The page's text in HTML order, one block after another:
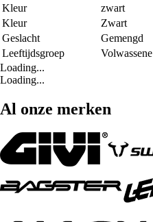
Kleur
zwart
Kleur
Zwart
Geslacht
Gemengd
Leeftijdsgroep
Volwassene
Loading...
Loading...
Al onze merken